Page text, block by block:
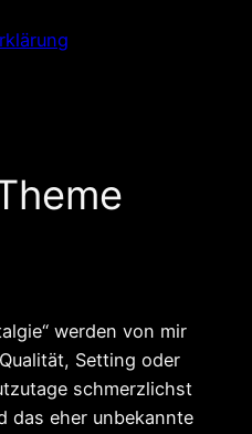
werden von mir
Setting oder
schmerzlichst
das eher unbekannte